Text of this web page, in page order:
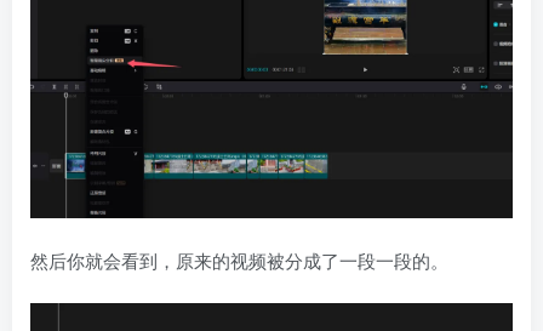
然后你就会看到，原来的视频被分成了一段一段的。